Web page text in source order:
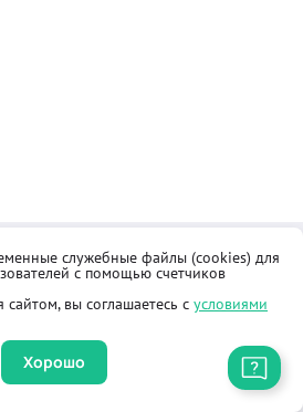
приёмная
продажи товаров
служебные файлы (cookies) для
с помощью счетчиков
вы соглашаетесь с условиями
Хорошо